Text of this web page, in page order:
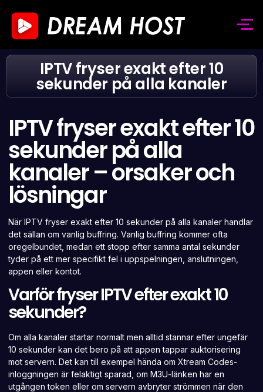
IPTV fryser exakt efter 10
sekunder på alla kanaler
IPTV fryser exakt efter 10
sekunder på alla
kanaler – orsaker och
lösningar
När IPTV fryser exakt efter 10 sekunder på alla kanaler handlar
det sällan om vanlig buffring. Vanlig buffring kommer ofta
oregelbundet, medan ett stopp efter samma antal sekunder
tyder på ett mer specifikt fel i uppspelningen, anslutningen,
appen eller kontot.
Varför fryser IPTV efter exakt 10
sekunder?
Om alla kanaler startar normalt men alltid stannar efter ungefär
10 sekunder kan det bero på att appen tappar auktorisering
mot servern. Det kan till exempel hända om Xtream Codes-
inloggningen är felaktigt sparad, om M3U-länken har en
utgången token eller om servern avbryter strömmen när den